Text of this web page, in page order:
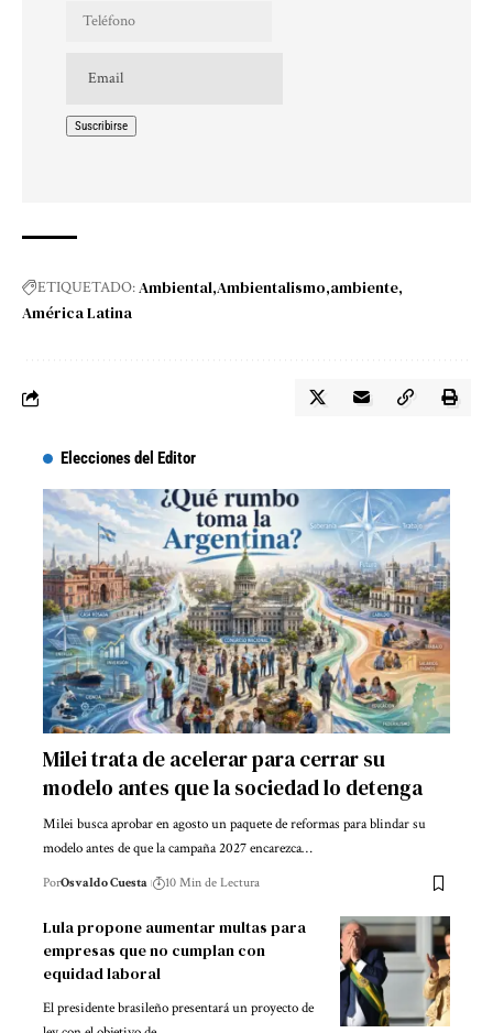
ETIQUETADO:Ambiental Ambientalismo ambiente
América Latina
Elecciones del Editor
Milei trata de acelerar para cerrar su
modelo antes que la sociedad lo detenga
Milei busca aprobar en agosto un paquete de reformas para blindar su
modelo antes de que la campaña 2027 encarezca…
PorOsvaldo Cuesta 10 Min de Lectura
Lula propone aumentar multas para
empresas que no cumplan con
equidad laboral
El presidente brasileño presentará un proyecto de